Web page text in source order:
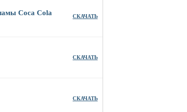
Coca Cola СКАЧАТЬ
СКАЧАТЬ
СКАЧАТЬ